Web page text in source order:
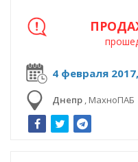
4 февраля
Днепр , МахноПАБ